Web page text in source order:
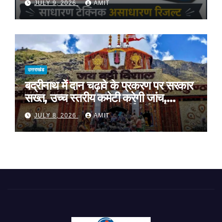
प्रशिक्षण, प्रीतम भरतवाण ने भी मुहिम को दिया
समर्थन
JULY 9, 2026 AMIT
उत्तराखंड
बद्रीनाथ में दान चढ़ावे के प्रकरण पर सरकार
सख्त, उच्च स्तरीय कमेटी करेगी जांच,
अनुशासनहीनता पर एक कार्मिक निलंबित
JULY 8, 2026 AMIT